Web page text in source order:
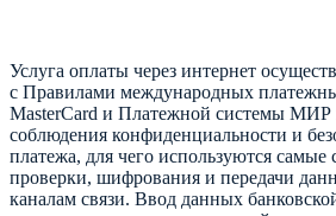
Услуга оплаты через интернет
с Правилами международных
MasterCard и Платежной системы МИР
соблюдения конфиденциальности и
платежа, для чего используются
проверки, шифрования и передачи
каналам связи. Ввод данных